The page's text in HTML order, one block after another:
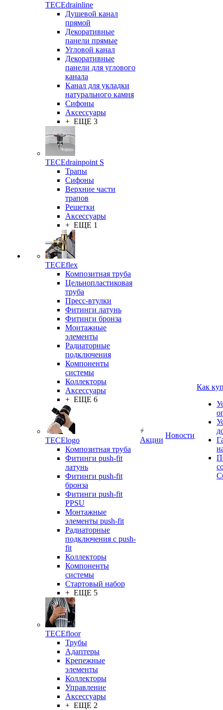
TECEdrainline
Душевой канал
прямой
Декоративные
панели прямые
Угловой канал
Декоративные
панели для углового
канала
Канал для укладки
натурального камня
Сифоны
Аксессуары
+ ЕЩЕ 3
TECEdrainpoint S
Трапы
Сифоны
Верхние части
трапов
Решетки
Аксессуары
+ ЕЩЕ 1
TECEflex
Композитная труба
Цельнопластиковая
труба
Пресс-втулки
Фитинги латунь
Фитинги бронза
Монтажные
элементы
Радиаторные
подключения
Компоненты
системы
Коллекторы
Аксессуары
+ ЕЩЕ 6
TECElogo
Композитная труба
Фитинги push-fit
латунь
Фитинги push-fit
бронза
Фитинги push-fit
PPSU
Монтажные
элементы push-fit
Радиаторные
подключения с push-
fit
Коллекторы
Компоненты
системы
Стартовый набор
+ ЕЩЕ 5
TECEfloor
Трубы
Адаптеры
Крепежные
элементы
Коллекторы
Управление
Аксессуары
+ ЕЩЕ 2
Акции
Новости
Как